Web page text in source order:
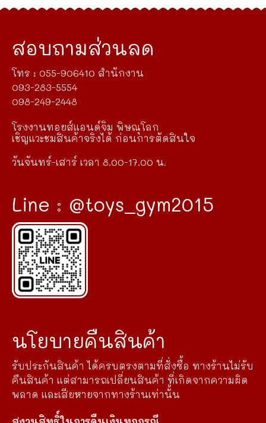
สอบถามส่วนลด
โทร : 055-906410 สำนักงาน
093-283-5554
098-249-2448
โรงงานทอยส์แอนด์จิม พิษณุโลก
เชิญแวะชมสินค้าจริงได้ ก่อนการตัดสินใจ
วันจันทร์-เสาร์ เวลา 8.00-17.00 น.
Line : @toys_gym2015
นโยบายคืนสินค้า
รับประกันสินค้า ได้ครบตรงตามที่สั่งซื้อ ทางร้านไม่รับ
คืนสินค้า แต่สามารถเปลี่ยนสินค้า ที่เกิดจากความผิด
พลาด และเสียหายจากทางร้านเท่านั้น